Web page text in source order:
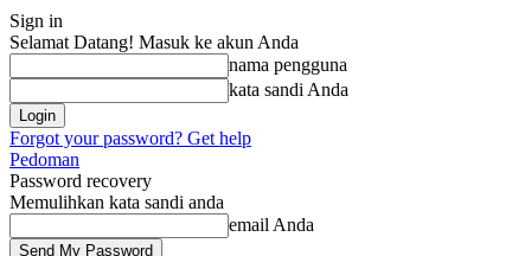
Sign in
Selamat Datang! Masuk ke akun Anda
nama pengguna
kata sandi Anda
Forgot your password? Get help
Pedoman
Password recovery
Memulihkan kata sandi anda
email Anda